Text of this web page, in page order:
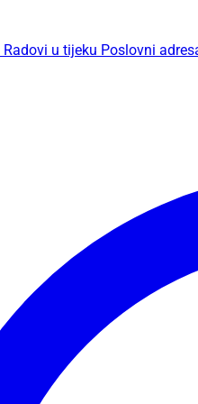
Radovi u tijeku Poslovni